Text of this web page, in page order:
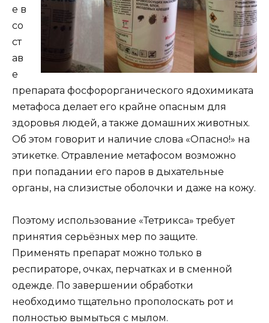
е в
со
ст
ав
е
препарата фосфорорганического ядохимиката
метафоса делает его крайне опасным для
здоровья людей, а также домашних животных.
Об этом говорит и наличие слова «Опасно!» на
этикетке. Отравление метафосом возможно
при попадании его паров в дыхательные
органы, на слизистые оболочки и даже на кожу.
Поэтому использование «Тетрикса» требует
принятия серьёзных мер по защите.
Применять препарат можно только в
респираторе, очках, перчатках и в сменной
одежде. По завершении обработки
необходимо тщательно прополоскать рот и
полностью вымыться с мылом.